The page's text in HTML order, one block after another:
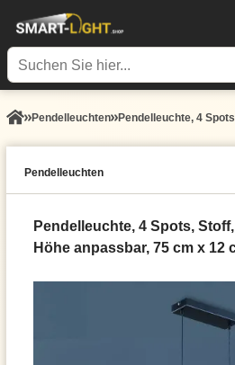
Pendel­leuchten Pendelleuchte, 4
Pendel­leuchten
Pendelleuchte, 4 Spots,
Höhe anpassbar, 75 cm x 12